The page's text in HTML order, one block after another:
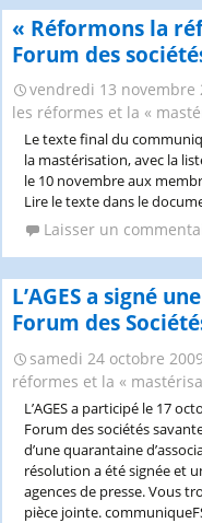
« Réformons la
Forum des
vendredi 13 novembre
les réformes et la «
Le texte final du
la mastérisation, avec la
le 10 novembre aux
Lire le texte dans le
Laisser un
L’AGES a signé
Forum des
samedi 24 octobre 2009
réformes et la «
L’AGES a participé le 17
Forum des sociétés
d’une quarantaine
résolution a été signée et
agences de presse. Vous
pièce jointe.